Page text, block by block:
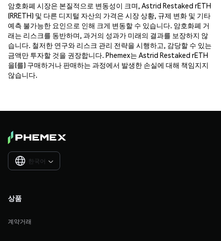
암호화폐 시장은 본질적으로 변동성이 크며, Astrid Restaked rETH
(RRETH) 및 다른 디지털 자산의 가격은 시장 상황, 규제 변화 및 기타
예측 불가능한 요인으로 인해 크게 변동할 수 있습니다. 암호화폐 거
래는 리스크를 동반하며, 과거의 성과가 미래의 결과를 보장하지 않
습니다. 철저한 연구와 리스크 관리 전략을 시행하고, 감당할 수 있는
금액만 투자할 것을 권장합니다. Phemex는 Astrid Restaked rETH
을(를) 구매하거나 판매하는 과정에서 발생한 손실에 대해 책임지지
않습니다.
한국어 
상품
계약거래